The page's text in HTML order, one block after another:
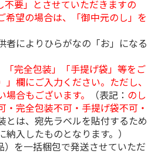
要」とさせていただきますの
希望の場合は、「御中元のし」を
によりひらがなの「お」になる
「完全包装」「手提げ袋」等をご
欄にご入力ください。ただし、
合もございます。
（表記： のし
完全包装不可・手提げ袋不可・
とは、宛先ラベルを貼付するため
入したものとなります。）
を一括梱包で発送させていただ